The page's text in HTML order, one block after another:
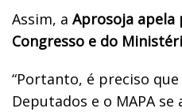
Assim, a Aprosoja apela
Congresso e do
“Portanto, é preciso que
Deputados e o MAPA